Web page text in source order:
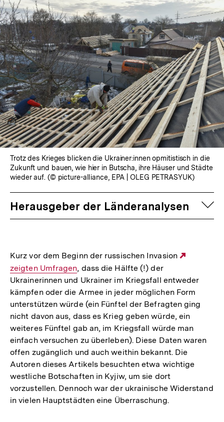
Trotz des Krieges blicken die Ukrainer:innen opmitistisch in die
Zukunft und bauen, wie hier in Butscha, ihre Häuser und Städte
wieder auf. (© picture-alliance, EPA | OLEG PETRASYUK)
Herausgeber der Länderanalysen
Kurz vor dem Beginn der russischen Invasion
zeigten Umfragen, dass die Hälfte (!) der
Ukrainerinnen und Ukrainer im Kriegsfall entweder
kämpfen oder die Armee in jeder möglichen Form
unterstützen würde (ein Fünftel der Befragten ging
nicht davon aus, dass es Krieg geben würde, ein
weiteres Fünftel gab an, im Kriegsfall würde man
einfach versuchen zu überleben). Diese Daten waren
offen zugänglich und auch weithin bekannt. Die
Autoren dieses Artikels besuchten etwa wichtige
westliche Botschaften in Kyjiw, um sie dort
vorzustellen. Dennoch war der ukrainische Widerstand
in vielen Hauptstädten eine Überraschung.